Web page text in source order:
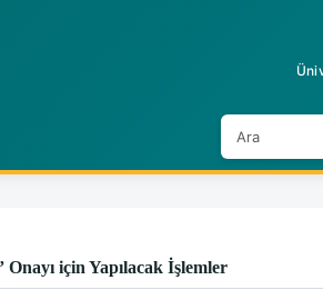
Ara
A
a
Onayı için Yapılacak İşlemler